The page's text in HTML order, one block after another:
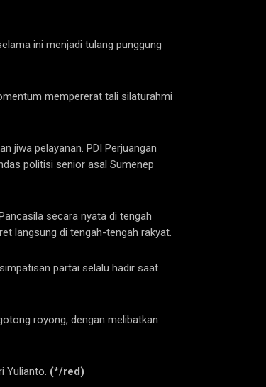
ini menjadi tulang punggung
mempererat tali silaturahmi
jiwa pelayanan. PDI Perjuangan
politisi senior asal Sumenep
secara nyata di tengah
langsung di tengah-tengah rakyat.
partai selalu hadir saat
royong, dengan melibatkan
Yulianto. (*/red)